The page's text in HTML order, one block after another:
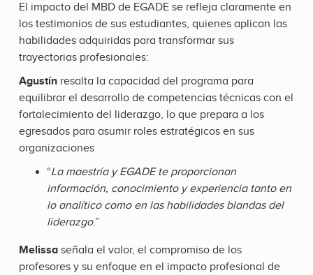
El impacto del MBD de EGADE se refleja claramente en
los testimonios de sus estudiantes, quienes aplican las
habilidades adquiridas para transformar sus
trayectorias profesionales:
Agustín resalta la capacidad del programa para
equilibrar el desarrollo de competencias técnicas con el
fortalecimiento del liderazgo, lo que prepara a los
egresados para asumir roles estratégicos en sus
organizaciones
“La maestría y EGADE te proporcionan
información, conocimiento y experiencia tanto en
lo analítico como en las habilidades blandas del
liderazgo.”
Melissa señala el valor, el compromiso de los
profesores y su enfoque en el impacto profesional de